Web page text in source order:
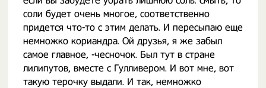
соли будет очень многое, соответственно
придется что-то с этим делать. И пересыпаю еще
немножко кориандра. Ой друзья, я же забыл
самое главное, -чесночок. Был тут в стране
лилипутов, вместе с Гулливером. И вот мне, вот
такую терочку выдали. И так, немножко